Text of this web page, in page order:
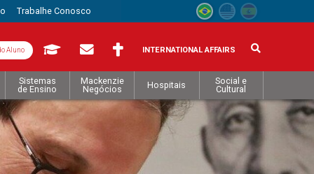
Trabalhe Conosco
Aluno INTERNATIONAL AFFAIRS
Sistemas
de Ensino
Mackenzie
Negócios
Hospitais
Social e
Cultural